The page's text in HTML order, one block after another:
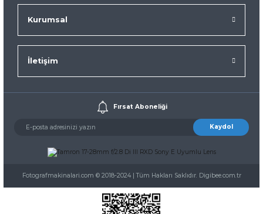
Kurumsal
İletişim
Fırsat Aboneliği
Kaydol
Fotografmakinalari.com © 2018-2024 | Tüm Hakları Saklıdır. Digibee.com.tr